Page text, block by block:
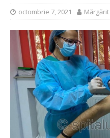
octombrie 7, 2021 Mărgărit